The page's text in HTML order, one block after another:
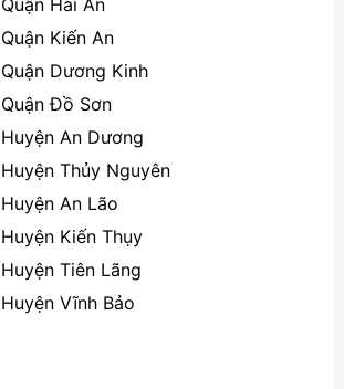
Hải An
Kiến An
Dương Kinh
Đồ Sơn
An Dương
Thủy Nguyên
An Lão
Kiến Thụy
Tiên Lãng
Vĩnh Bảo